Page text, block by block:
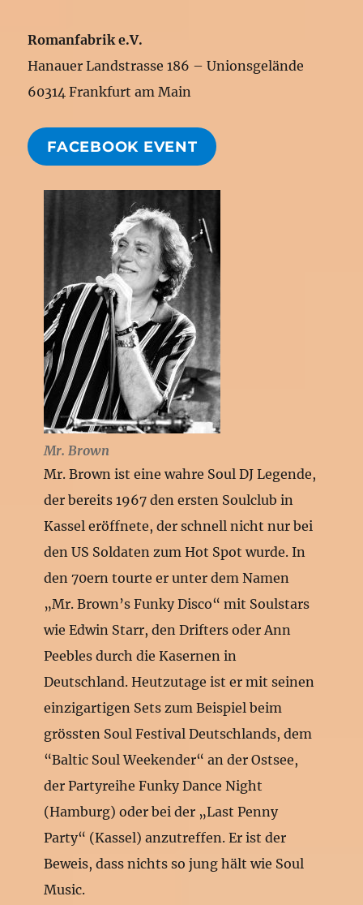
Romanfabrik e.V.
Hanauer Landstrasse 186 – Unionsgelände
60314 Frankfurt am Main
FACEBOOK EVENT
Mr. Brown
Mr. Brown ist eine wahre Soul DJ Legende,
der bereits 1967 den ersten Soulclub in
Kassel eröffnete, der schnell nicht nur bei
den US Soldaten zum Hot Spot wurde. In
den 70ern tourte er unter dem Namen
„Mr. Brown’s Funky Disco“ mit Soulstars
wie Edwin Starr, den Drifters oder Ann
Peebles durch die Kasernen in
Deutschland. Heutzutage ist er mit seinen
einzigartigen Sets zum Beispiel beim
grössten Soul Festival Deutschlands, dem
“Baltic Soul Weekender“ an der Ostsee,
der Partyreihe Funky Dance Night
(Hamburg) oder bei der „Last Penny
Party“ (Kassel) anzutreffen. Er ist der
Beweis, dass nichts so jung hält wie Soul
Music.